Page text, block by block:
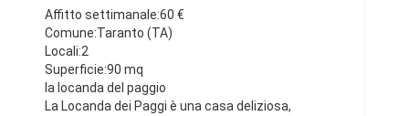
Affitto settimanale:60 €
Comune:Taranto (TA)
Locali:2
Superficie:90 mq
la locanda del paggio
La Locanda dei Paggi è una casa deliziosa,